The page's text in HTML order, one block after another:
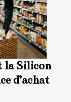
la Silicon
d’achat